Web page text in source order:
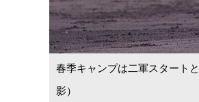
春季キャンプは二軍スタート
影）